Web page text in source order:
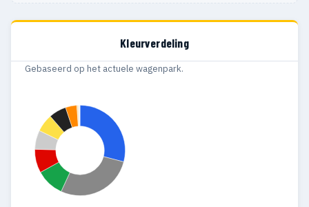
Kleurverdeling
Gebaseerd op het actuele wagenpark.